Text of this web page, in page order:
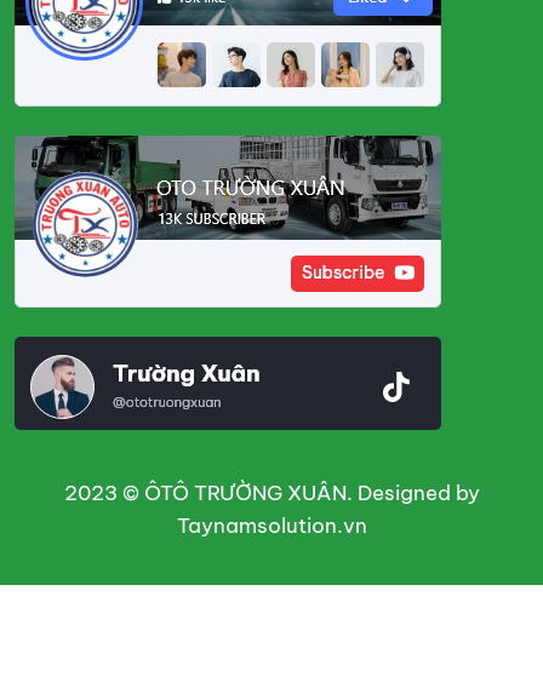
2023 © ÔTÔ TRƯỜNG XUÂN. Designed by
Taynamsolution.vn